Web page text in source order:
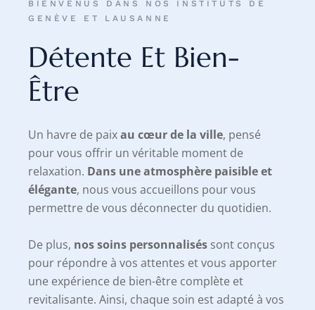
BIENVENUS DANS NOS INSTITUTS DE
GENÈVE ET LAUSANNE
Détente Et Bien-
Être
Un havre de paixau cœur de la ville, pensé
pour vous offrir un véritable moment de
relaxation. Dans une atmosphère paisible et
élégante, nous vous accueillons pour vous
permettre de vous déconnecter du quotidien.
De plus, nos soins personnalisés sont conçus
pour répondre à vos attentes et vous apporter
une expérience de bien-être complète et
revitalisante. Ainsi, chaque soin est adapté à vos